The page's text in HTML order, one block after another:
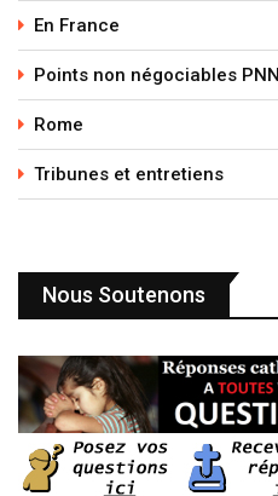
En France
Points non négociables PNN
Rome
Tribunes et entretiens
Nous Soutenons